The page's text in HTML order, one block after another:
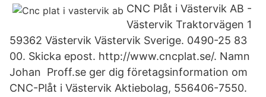
CNC Plåt i Västervik AB -
Västervik Traktorvägen 1
59362 Västervik Västervik Sverige. 0490-25 83
00. Skicka epost. http://www.cncplat.se/. Namn
Johan Proff.se ger dig företagsinformation om
CNC-Plåt i Västervik Aktiebolag, 556406-​7550.